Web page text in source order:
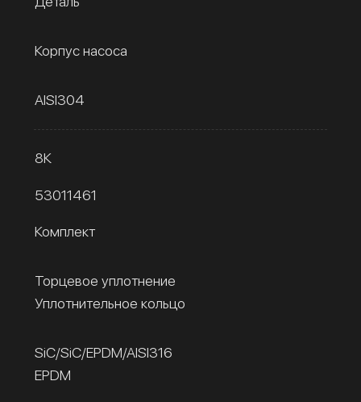
Корпус насоса
AISI304
8К
53011461
Комплект
Торцевое уплотнение
Уплотнительное кольцо
SiC/SiC/EPDM/AISI316
EPDM